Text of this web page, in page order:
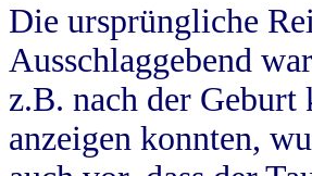
Die ursprüngliche
Ausschlaggebend
z.B. nach der
anzeigen konnten,